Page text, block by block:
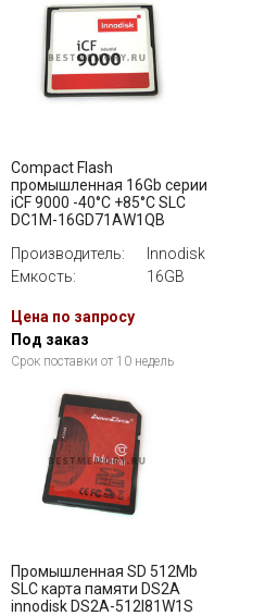
Compact Flash
промышленная 16Gb серии
iCF 9000 -40°C +85°C SLC
DC1M-16GD71AW1QB
Производитель:
Innodisk
Емкость:
16GB
Цена по запросу
Под заказ
Срок поставки от 10 недель
Промышленная SD 512Mb
SLC карта памяти DS2A
innodisk DS2A-512I81W1S